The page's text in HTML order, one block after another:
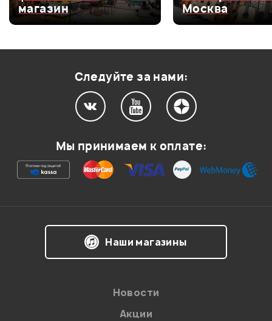
Оценка3
0
Ваша оценка:
магазин
Москва
Следуйте за нами:
Мы принимаем к оплате:
Наши магазины
Новости
Акции